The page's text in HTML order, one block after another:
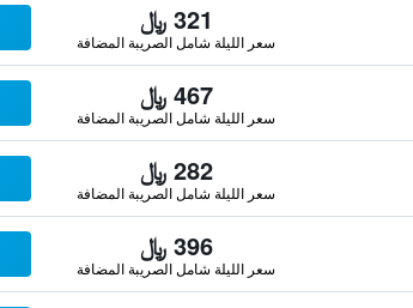
321 ﷼
سعر الليلة شامل الصريبة المضافة
467 ﷼
سعر الليلة شامل الصريبة المضافة
282 ﷼
سعر الليلة شامل الصريبة المضافة
396 ﷼
سعر الليلة شامل الصريبة المضافة